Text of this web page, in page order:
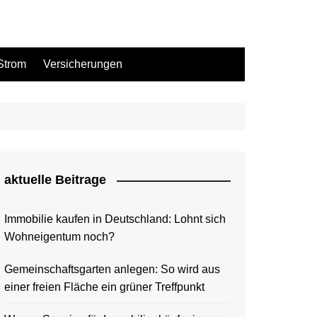
Versicherungen
aktuelle Beitrage
Immobilie kaufen in Deutschland: Lohnt sich
Wohneigentum noch?
Gemeinschaftsgarten anlegen: So wird aus
einer freien Fläche ein grüner Treffpunkt